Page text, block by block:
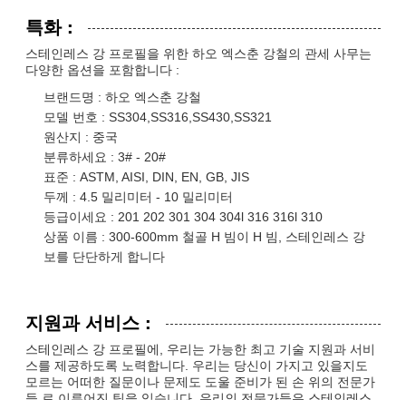
특화 :
스테인레스 강 프로필을 위한 하오 엑스춘 강철의 관세 사무는
다양한 옵션을 포함합니다 :
브랜드명 : 하오 엑스춘 강철
모델 번호 : SS304,SS316,SS430,SS321
원산지 : 중국
분류하세요 : 3# - 20#
표준 : ASTM, AISI, DIN, EN, GB, JIS
두께 : 4.5 밀리미터 - 10 밀리미터
등급이세요 : 201 202 301 304 304l 316 316l 310
상품 이름 : 300-600mm 철골 H 빔이 H 빔, 스테인레스 강
보를 단단하게 합니다
지원과 서비스 :
스테인레스 강 프로필에, 우리는 가능한 최고 기술 지원과 서비
스를 제공하도록 노력합니다. 우리는 당신이 가지고 있을지도
모르는 어떠한 질문이나 문제도 도울 준비가 된 손 위의 전문가